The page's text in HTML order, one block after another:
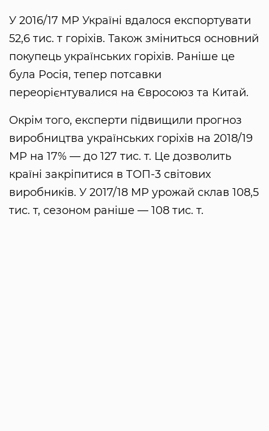
У 2016/17 МР Україні вдалося експортувати
52,6 тис. т горіхів. Також зміниться основний
покупець українських горіхів. Раніше це
була Росія, тепер потсавки
переорієнтувалися на Євросоюз та Китай.
Окрім того, експерти підвищили прогноз
виробництва українських горіхів на 2018/19
МР на 17% — до 127 тис. т. Це дозволить
країні закріпитися в ТОП-3 світових
виробників. У 2017/18 МР урожай склав 108,5
тис. т, сезоном раніше — 108 тис. т.